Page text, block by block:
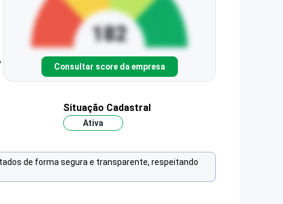
Consultar score da empresa
Situação Cadastral
Ativa
de forma segura e transparente, respeitando